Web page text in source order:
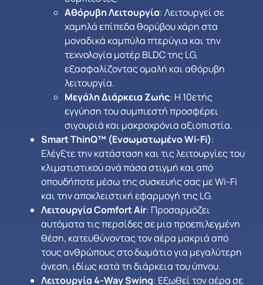
Αθόρυβη Λειτουργία: Λειτουργεί σε
χαμηλά επίπεδα θορύβου χάρη στα
μοναδικά καμπύλα πτερύγια και την
τεχνολογία μοτέρ BLDC της LG,
εξασφαλίζοντας ομαλή και αθόρυβη
λειτουργία.
Μεγάλη Διάρκεια Ζωής: Η 10ετής
εγγύηση του συμπιεστή προσφέρει
σιγουριά και μακροχρόνια αξιοπιστία.
Smart ThinQ™ (Ενσωματωμένο Wi-Fi):
Ελέγξτε την κατάσταση και τις λειτουργίες του
κλιματιστικού ανά πάσα στιγμή και από
οπουδήποτε μέσω της συσκευής σας με Wi-Fi
και την αποκλειστική εφαρμογή της LG.
Λειτουργία Comfort Air: Προσαρμόζει
αυτόματα τις περσίδες σε μια προεπιλεγμένη
θέση, κατευθύνοντας τον αέρα μακριά από
τους ανθρώπους στο δωμάτιο για μεγαλύτερη
άνεση, ιδίως κατά τη διάρκεια του ύπνου.
Λειτουργία 4-Way Swing: Εξωθεί τον αέρα σε